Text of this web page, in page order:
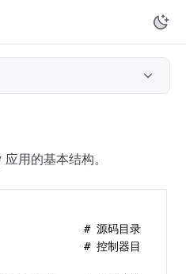
用的基本结构。
# 源码目录
# 控制器目